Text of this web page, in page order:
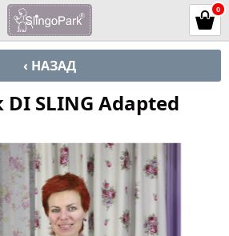
0
‹ НАЗАД
SLING Adapted